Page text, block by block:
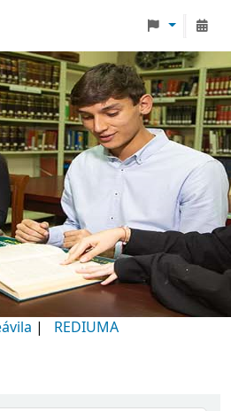
Monteávila
| REDIUMA